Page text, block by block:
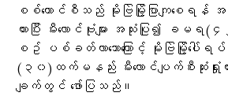
စစ်ကောင်စီသည် မိုးဗြဲမြို့ပြာကျစေ
ထားပြီး မီးလောင်ဗုံးများ အသုံးပြု၍ ခ
စဥ် ပစ်ခတ်လာသောကြောင့် မိုးဗြဲမြို့ပေ
(၃၀)ထက်မနည်း မီးလောင်ပျက်စီးဆုံးရှုံးထာ
ချက်တွင် ဖော်ပြသည်။